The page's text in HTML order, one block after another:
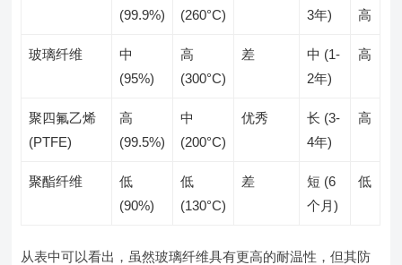
(99.9%)
(260°C)
3年)
高
玻璃纤维
中
(95%)
高
(300°C)
差
中 (1-
2年)
高
聚四氟乙烯
(PTFE)
高
(99.5%)
中
(200°C)
优秀
长 (3-
4年)
高
聚酯纤维
低
(90%)
低
(130°C)
差
短 (6
个月)
低
从表中可以看出，虽然玻璃纤维具有更高的耐温性，但其防